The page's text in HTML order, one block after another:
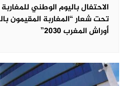
الاحتفال باليوم الوطني
تحت شعار “المغاربة المقيمون
أوراش المغرب 2030”